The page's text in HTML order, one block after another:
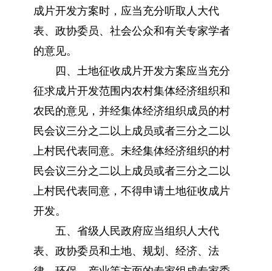
成片开发方案时，应当充分听取人大代
表、政协委员、社会公众和有关专家学者
的意见。
四、土地征收成片开发方案应当充分
征求成片开发范围内农村集体经济组织和
农民的意见，并经集体经济组织成员的村
民会议三分之二以上成员或者三分之二以
上村民代表同意。未经集体经济组织的村
民会议三分之二以上成员或者三分之二以
上村民代表同意，不得申请土地征收成片
开发。
五、省级人民政府应当组织人大代
表、政协委员和土地、规划、经济、法